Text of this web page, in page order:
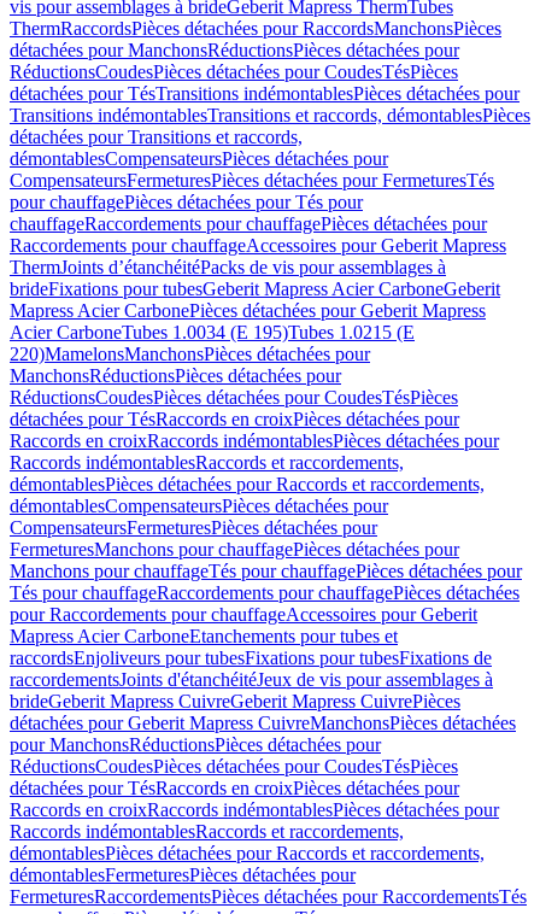
vis pour assemblages à brideGeberit Mapress ThermTubes
ThermRaccordsPièces détachées pour RaccordsManchonsPièces
détachées pour ManchonsRéductionsPièces détachées pour
RéductionsCoudesPièces détachées pour CoudesTésPièces
détachées pour TésTransitions indémontablesPièces détachées pour
Transitions indémontablesTransitions et raccords, démontablesPièces
détachées pour Transitions et raccords,
démontablesCompensateursPièces détachées pour
CompensateursFermeturesPièces détachées pour FermeturesTés
pour chauffagePièces détachées pour Tés pour
chauffageRaccordements pour chauffagePièces détachées pour
Raccordements pour chauffageAccessoires pour Geberit Mapress
ThermJoints d’étanchéitéPacks de vis pour assemblages à
brideFixations pour tubesGeberit Mapress Acier CarboneGeberit
Mapress Acier CarbonePièces détachées pour Geberit Mapress
Acier CarboneTubes 1.0034 (E 195)Tubes 1.0215 (E
220)MamelonsManchonsPièces détachées pour
ManchonsRéductionsPièces détachées pour
RéductionsCoudesPièces détachées pour CoudesTésPièces
détachées pour TésRaccords en croixPièces détachées pour
Raccords en croixRaccords indémontablesPièces détachées pour
Raccords indémontablesRaccords et raccordements,
démontablesPièces détachées pour Raccords et raccordements,
démontablesCompensateursPièces détachées pour
CompensateursFermeturesPièces détachées pour
FermeturesManchons pour chauffagePièces détachées pour
Manchons pour chauffageTés pour chauffagePièces détachées pour
Tés pour chauffageRaccordements pour chauffagePièces détachées
pour Raccordements pour chauffageAccessoires pour Geberit
Mapress Acier CarboneEtanchements pour tubes et
raccordsEnjoliveurs pour tubesFixations pour tubesFixations de
raccordementsJoints d'étanchéitéJeux de vis pour assemblages à
brideGeberit Mapress CuivreGeberit Mapress CuivrePièces
détachées pour Geberit Mapress CuivreManchonsPièces détachées
pour ManchonsRéductionsPièces détachées pour
RéductionsCoudesPièces détachées pour CoudesTésPièces
détachées pour TésRaccords en croixPièces détachées pour
Raccords en croixRaccords indémontablesPièces détachées pour
Raccords indémontablesRaccords et raccordements,
démontablesPièces détachées pour Raccords et raccordements,
démontablesFermeturesPièces détachées pour
FermeturesRaccordementsPièces détachées pour RaccordementsTés